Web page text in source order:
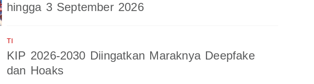
hingga 3 September 2026
TI
KIP 2026-2030 Diingatkan Maraknya Deepfake
dan Hoaks